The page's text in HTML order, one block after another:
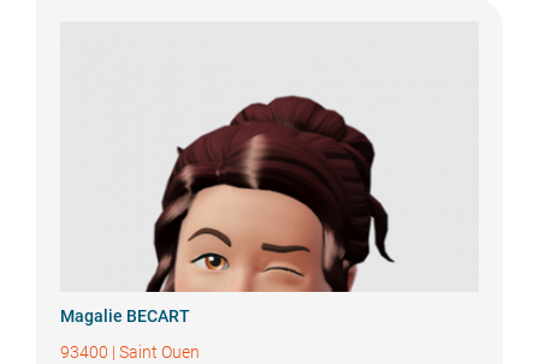
Magalie BECART
93400 | Saint Ouen